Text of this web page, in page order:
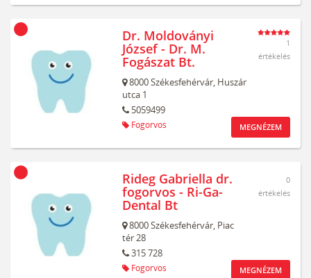
Dr. Moldoványi
József - Dr. M.
Fogászat Bt.
8000Székesfehérvár, Huszár
utca 1
5059499
Fogorvos
1
értékelés
MEGNÉZEM
Rideg Gabriella dr.
fogorvos - Ri-Ga-
Dental Bt
8000Székesfehérvár, Piac
tér 28
315 728
Fogorvos
0
értékelés
MEGNÉZEM